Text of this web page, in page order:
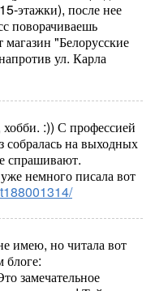
этажки), после нее
поворачиваешь
магазин "Белорусские
ул. Карла
хобби. :)) С профессией
собралась на выходных
спрашивают.
немного писала вот
имею, но читала вот
блоге:
замечательное